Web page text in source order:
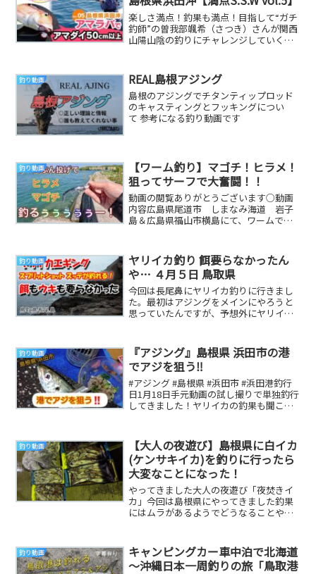
楽しさ満点！釣果も満点！目指して“ガチ
釣師”の曽我部颯希（さつき）さんが関西
山陽山陰の釣りにチャレンジしていく企
釣り動画 REAL島根アジング
島根のアジングでチタンティップロッド
のキャスティングとフッキングについ
て 参考になる釣り動画です
釣り動画
【ワーム釣り】マゴチ！ヒラメ！
狙ってサーフで大奮闘！！
動画の閲覧ありがとうございます○動画
内容広島県尾道市 しまなみ海道 岩子
島＆広島県福山市横島にて、ワームでマ
釣り動画
ヤリイカ釣り 餌要らなかったん
や… ４月５日 鳥取県
今回は長尾鼻にヤリイカ釣りに行きまし
た。最初はアジングをメインにやろうと
思っていたんですが、予想外にヤリイカ
釣り動画
『アジング』島根県 浜田市の港
でアジを狙う‼️
#アジング #島根県 #浜田市 #浜田港釣行
日1月18日手元動画の試し撮りで単独釣行
してきました！ヤリイカの釣果も聞こえ
釣り動画
【大人の夜遊び】島根県に白イカ
(ケンサキイカ)を釣りに行ったら
大変なことになった！
やってきました大人の夜遊び「夜焚きイ
カ」今回は島根県にやってきました釣果
にはムラがあるようでどうなることやら
釣り動画
キャンピングカー車中泊で北海道
～沖縄日本一周釣りの旅「鳥取港